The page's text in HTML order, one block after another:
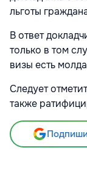
льготы
В ответ
только в том
визы есть
Следует
также